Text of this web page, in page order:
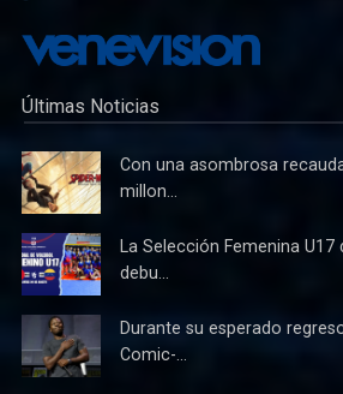
Últimas Noticias
Con una asombrosa
millon...
La Selección Femenina
debu...
Durante su esperado
Comic-...